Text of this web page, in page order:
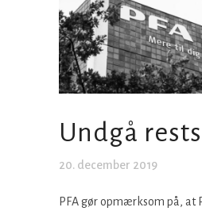
Undgå
20. december 2019
PFA gør opmærksom på, at